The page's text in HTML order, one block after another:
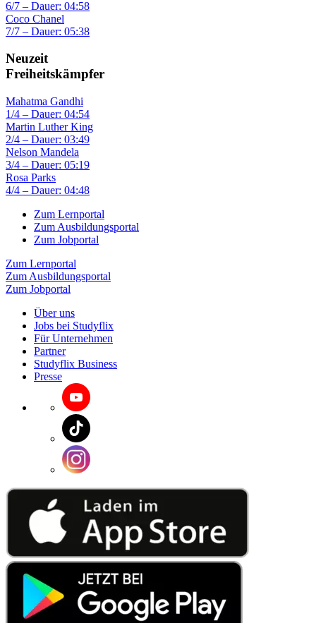
6/7 – Dauer: 04:58
Coco Chanel
7/7 – Dauer: 05:38
Neuzeit
Freiheitskämpfer
Mahatma Gandhi
1/4 – Dauer: 04:54
Martin Luther King
2/4 – Dauer: 03:49
Nelson Mandela
3/4 – Dauer: 05:19
Rosa Parks
4/4 – Dauer: 04:48
Zum Lernportal
Zum Ausbildungsportal
Zum Jobportal
Zum Lernportal
Zum Ausbildungsportal
Zum Jobportal
Über uns
Jobs bei Studyflix
Für Unternehmen
Partner
Studyflix Business
Presse